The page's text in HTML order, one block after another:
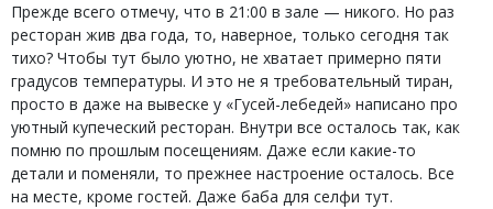
Прежде всего отмечу, что в 21:00 в зале — никого. Но раз
ресторан жив два года, то, наверное, только сегодня так
тихо? Чтобы тут было уютно, не хватает примерно пяти
градусов температуры. И это не я требовательный тиран,
просто в даже на вывеске у «Гусей-лебедей» написано про
уютный купеческий ресторан. Внутри все осталось так, как
помню по прошлым посещениям. Даже если какие-то
детали и поменяли, то прежнее настроение осталось. Все
на месте, кроме гостей. Даже баба для селфи тут.